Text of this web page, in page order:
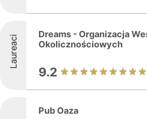
Laureaci
Dreams - Organizacja
Okolicznościowych
9.2
Pub Oaza